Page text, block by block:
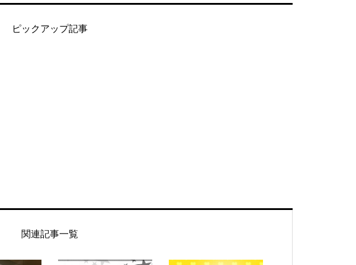
ピックアップ記事
関連記事一覧